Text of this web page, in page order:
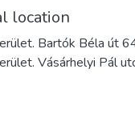
location
Bartók Béla út
Vásárhelyi Pál